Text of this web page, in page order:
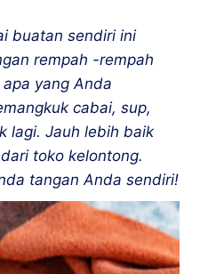
buatan sendiri ini
rempah -rempah
yang Anda
cabai, sup,
lagi. Jauh lebih baik
toko kelontong.
tangan Anda sendiri!